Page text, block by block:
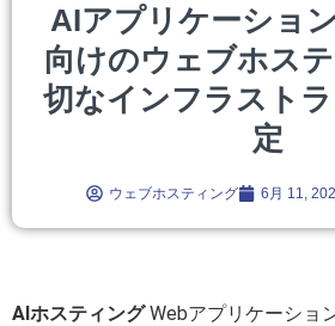
AIアプリケーショ
向けのウェブホス
切なインフラスト
定
ウェブホスティング 6月 11,
AIホスティングWebアプリケーショ